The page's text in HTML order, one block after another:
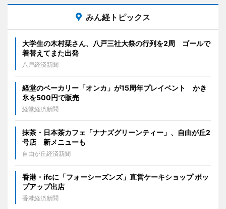
みん経トピックス
大学生の木村栞さん、八戸三社大祭の行列を2周 ゴールで
着替えてまた出発
八戸経済新聞
経堂のベーカリー「オンカ」が15周年プレイベント かき
氷を500円で販売
経堂経済新聞
抹茶・日本茶カフェ「ナナズグリーンティー」、自由が丘2
号店 新メニューも
自由が丘経済新聞
香港・ifcに「フォーシーズンズ」直営ケーキショップ ポッ
プアップ出店
香港経済新聞